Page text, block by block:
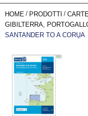
HOME / PRODOTTI /
GIBILTERRA,
SANTANDER TO A CORU̱A